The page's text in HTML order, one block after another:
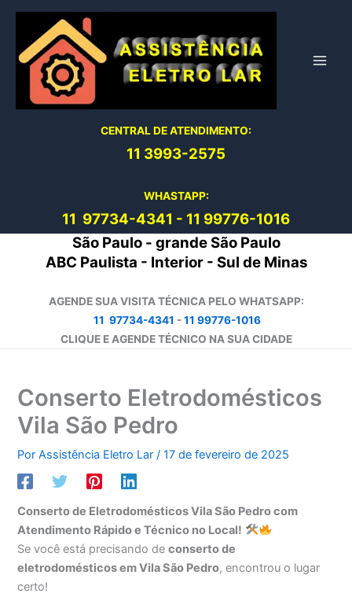
conteúdo
CENTRAL DE ATENDIMENTO:
11 3993-2575
WHASTAPP:
11 97734-4341 - 11 99776-1016
São Paulo - grande São Paulo
ABC Paulista - Interior - Sul de Minas
AGENDE SUA VISITA TÉCNICA PELO WHATSAPP:
11 97734-4341 -11 99776-1016
CLIQUE E AGENDE TÉCNICO NA SUA CIDADE
Conserto Eletrodomésticos
Vila São Pedro
PorAssistência Eletro Lar/17 de fevereiro de 2025
Conserto de Eletrodomésticos Vila São Pedro com
Atendimento Rápido e Técnico no Local!
Se você está precisando deconserto de
eletrodomésticos em Vila São Pedro, encontrou o lugar
certo!